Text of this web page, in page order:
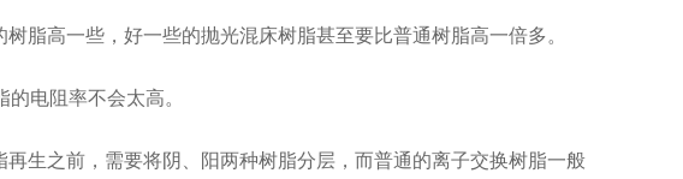
脂高一些，好一些的抛光混床树脂甚至要比普通树脂高一倍多。
电阻率不会太高。
生之前，需要将阴、阳两种树脂分层，而普通的离子交换树脂一般